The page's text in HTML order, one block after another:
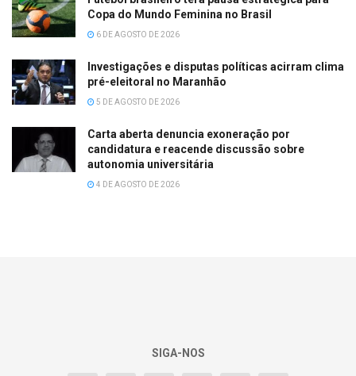
Copa do Mundo Feminina no Brasil
6 DE AGOSTO DE 2026
Investigações e disputas políticas acirram clima
pré-eleitoral no Maranhão
5 DE AGOSTO DE 2026
Carta aberta denuncia exoneração por
candidatura e reacende discussão sobre
autonomia universitária
4 DE AGOSTO DE 2026
SIGA-NOS